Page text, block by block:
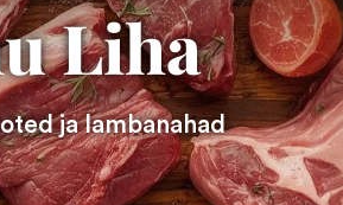
Liha
ja lambanahad